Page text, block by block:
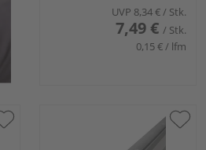
UVP 8,34 €/ Stk.
7,49 € / Stk.
0,15 € / lfm